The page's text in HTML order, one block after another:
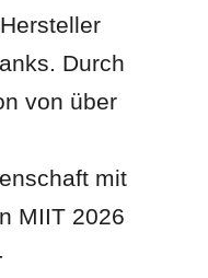
Durch
von über
mit
MIIT 2026